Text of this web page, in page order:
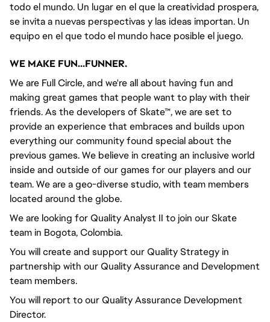
todo el mundo. Un lugar en el que la creatividad prospera,
se invita a nuevas perspectivas y las ideas importan. Un
equipo en el que todo el mundo hace posible el juego.
WE MAKE FUN...FUNNER.
We are Full Circle, and we're all about having fun and
making great games that people want to play with their
friends. As the developers of Skate™, we are set to
provide an experience that embraces and builds upon
everything our community found special about the
previous games. We believe in creating an inclusive world
inside and outside of our games for our players and our
team. We are a geo-diverse studio, with team members
located around the globe.
We are looking for Quality Analyst II to join our Skate
team in Bogota, Colombia.
You will create and support our Quality Strategy in
partnership with our Quality Assurance and Development
team members.
You will report to our Quality Assurance Development
Director.